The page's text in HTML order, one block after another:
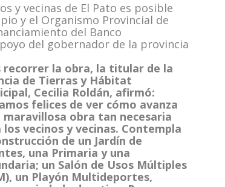
y vecinas de El Pato es posible
y el Organismo Provincial de
del Banco
del gobernador de la provincia
recorrer la obra, la titular de la
de Tierras y Hábitat
Cecilia Roldán, afirmó:
felices de ver cómo avanza
maravillosa obra tan necesaria
los vecinos y vecinas. Contempla
de un Jardín de
una Primaria y una
un Salón de Usos Múltiples
un Playón Multideportes,